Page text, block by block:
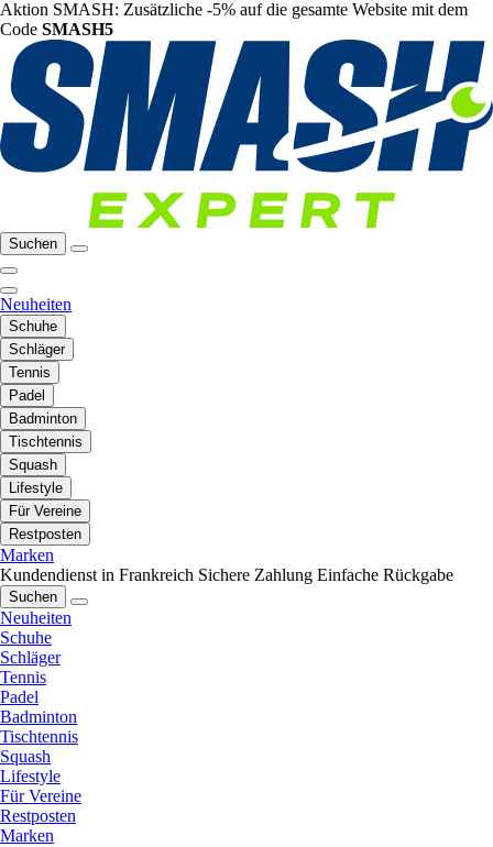
Aktion SMASH: Zusätzliche -5% auf die gesamte Website mit dem
Code SMASH5
Suchen
Neuheiten
Schuhe
Schläger
Tennis
Padel
Badminton
Tischtennis
Squash
Lifestyle
Für Vereine
Restposten
Marken
Kundendienst in Frankreich Sichere Zahlung Einfache Rückgabe
Suchen
Neuheiten
Schuhe
Schläger
Tennis
Padel
Badminton
Tischtennis
Squash
Lifestyle
Für Vereine
Restposten
Marken